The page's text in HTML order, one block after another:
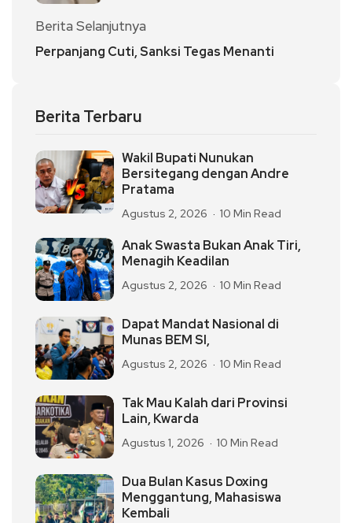
Berita Selanjutnya
Perpanjang Cuti, Sanksi Tegas Menanti
Berita Terbaru
Wakil Bupati Nunukan
Bersitegang dengan Andre
Pratama
Agustus 2, 2026 10 Min Read
Anak Swasta Bukan Anak Tiri,
Menagih Keadilan
Agustus 2, 2026 10 Min Read
Dapat Mandat Nasional di
Munas BEM SI,
Agustus 2, 2026 10 Min Read
Tak Mau Kalah dari Provinsi
Lain, Kwarda
Agustus 1, 2026 10 Min Read
Dua Bulan Kasus Doxing
Menggantung, Mahasiswa
Kembali